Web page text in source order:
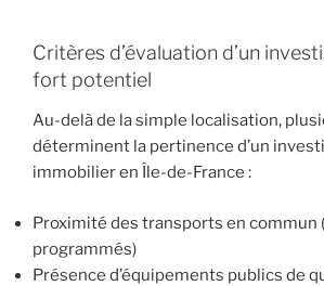
Critères d’évaluation d’un
fort potentiel
Au-delà de la simple localisation,
déterminent la pertinence d’un
immobilier en Île-de-France :
Proximité des transports en commun
programmés)
Présence d’équipements publics de